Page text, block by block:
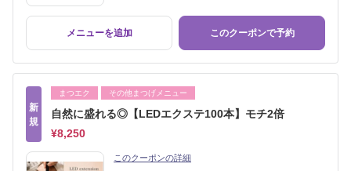
メニューを追加 このクーポンで予約
新
規
まつエク その他まつげメニュー
自然に盛れる◎【LEDエクステ100本】モチ2倍
¥8,250
このクーポンの詳細